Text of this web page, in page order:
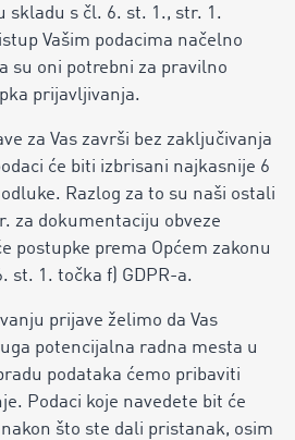
skladu s čl. 6. st. 1., str. 1.
Vašim podacima načelno
su oni potrebni za pravilno
prijavljivanja.
za Vas završi bez zaključivanja
će biti izbrisani najkasnije 6
Razlog za to su naši ostali
za dokumentaciju obveze
postupke prema Općem zakonu
st. 1. točka f) GDPR-a.
prijave želimo da Vas
potencijalna radna mesta u
podataka ćemo pribaviti
Podaci koje navedete bit će
što ste dali pristanak, osim